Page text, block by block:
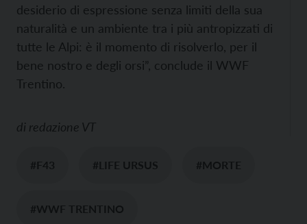
desiderio di espressione senza limiti della sua
naturalità e un ambiente tra i più antropizzati di
tutte le Alpi: è il momento di risolverlo, per il
bene nostro e degli orsi”, conclude il WWF
Trentino.
di redazione VT
#F43 #LIFE URSUS #MORTE
#WWF TRENTINO